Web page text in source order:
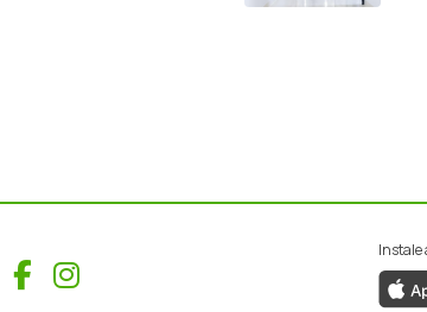
Facebook
Instagram
Instale